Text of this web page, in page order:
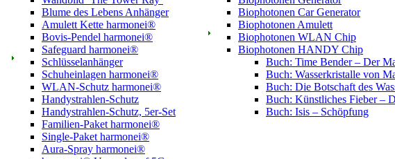
Blume des Lebens Anhänger
Amulett Kette harmonei®
Bovis-Pendel harmonei®
Safeguard harmonei®
Schlüsselanhänger
Schuheinlagen harmonei®
WLAN-Schutz harmonei®
Handystrahlen-Schutz
Handystrahlen-Schutz, 5er-Set
Familien-Paket harmonei®
Single-Paket harmonei®
Aura-Spray harmonei®
Biophotonen Car Generator
Biophotonen Amulett
Biophotonen WLAN Chip
Biophotonen HANDY Chip
Buch: Time Bender – Der
Buch: Wasserkristalle von
Buch: Die Botschaft des
Buch: Künstliches Fieber –
Buch: Isis – Schöpfung